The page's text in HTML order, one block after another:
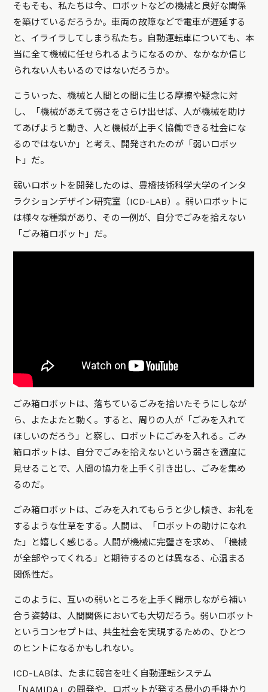
そもそも、私たちは今、ロボットなどの機械と良好な関係
を築けているだろうか。車両の故障などで電車が遅延する
と、イライラしてしまう私たち。自動運転車についても、本
当に全て機械に任せられるようになるのか、なかなか信じ
られない人もいるのではないだろうか。
こういった、機械と人間との間に生じる摩擦や疑念に対
し、「機械があえて弱さをさらけ出せば、人が機械を助け
てあげようと動き、人と機械が上手く協働できる社会にな
るのではないか」と考え、開発されたのが「弱いロボッ
ト」だ。
弱いロボットを開発したのは、豊橋技術科学大学のインタ
ラクションデザイン研究室（ICD-LAB）。弱いロボットに
は様々な種類があり、その一例が、自分でごみを拾えない
「ごみ箱ロボット」だ。
ごみ箱ロボットは、落ちているごみを拾いたそうにしなが
ら、よたよたと動く。すると、周りの人が「ごみを入れて
ほしいのだろう」と察し、ロボットにごみを入れる。ごみ
箱ロボットは、自分でごみを拾えないという弱さを適度に
見せることで、人間の協力を上手く引き出し、ごみを集め
るのだ。
ごみ箱ロボットは、ごみを入れてもらうと少し傾き、お礼を
するような仕草をする。人間は、「ロボットの助けになれ
た」と嬉しく感じる。人間が機械に完璧さを求め、「機械
が全部やってくれる」と期待するのとは異なる、心温まる
関係性だ。
このように、互いの弱いところを上手く開示しながら補い
合う姿勢は、人間関係においても大切だろう。弱いロボット
というコンセプトは、共生社会を実現するための、ひとつ
のヒントになるかもしれない。
ICD-LABは、たまに弱音を吐く自動運転システム
「NAMIDA」の開発や、ロボットが発する最小の手掛かり